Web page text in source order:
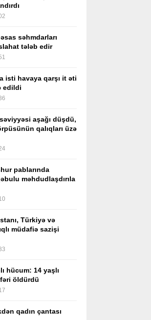
səhmdarları
tələb edir
isti havaya qarşı it əti
edildi
aşağı düşdü,
qalıqları üzə
pablarında
məhdudlaşdırıla
Türkiyə və
müdafiə sazişi
hücum: 14 yaşlı
öldürdü
qadın çantası